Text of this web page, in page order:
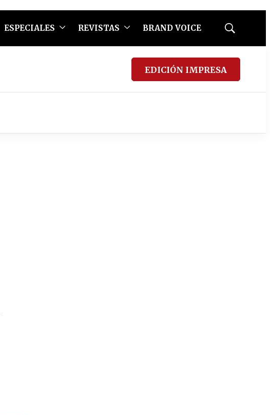
ESPECIALES REVISTAS BRAND VOICE
Mostrar
EDICIÓN IMPRESA